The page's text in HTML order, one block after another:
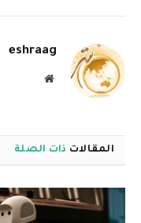
eshraag
موقع
المقالات ذات الصلة